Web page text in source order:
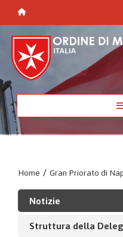
Home / Gran Priorato di
Notizie
Struttura della